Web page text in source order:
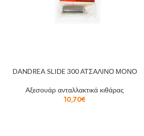
DANDREA SLIDE 300 ΑΤΣΑΛΙΝΟ ΜΟΝΟ
Αξεσουάρ ανταλλακτικά κιθάρας
10,70€